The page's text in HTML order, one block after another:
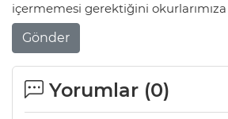
içermemesi gerektiğini okurlarımıza
Gönder
Yorumlar (0)